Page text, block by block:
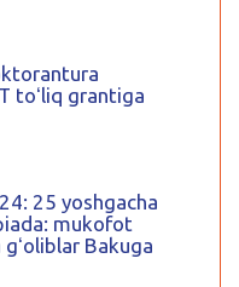
toʻliq grantiga
25 yoshgacha
mukofot
Bakuga